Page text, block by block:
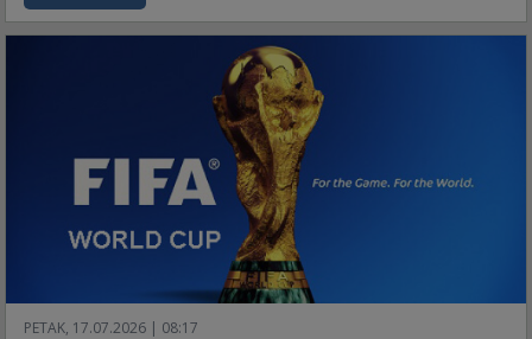
PETAK, 17.07.2026 | 08:17